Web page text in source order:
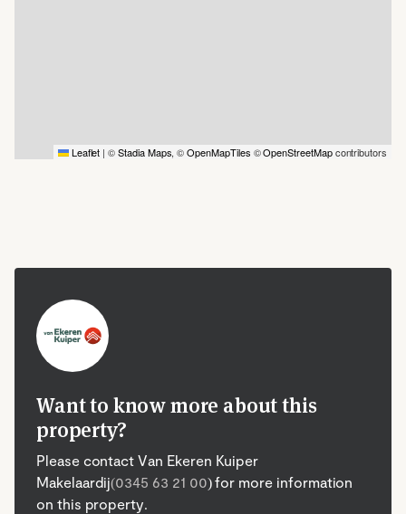
Leaflet | ©Stadia Maps, ©OpenMapTiles ©OpenStreetMapcontributors
Want to know more about this
property?
Please contact Van Ekeren Kuiper
Makelaardij(0345 63 21 00) for more information
on this property.